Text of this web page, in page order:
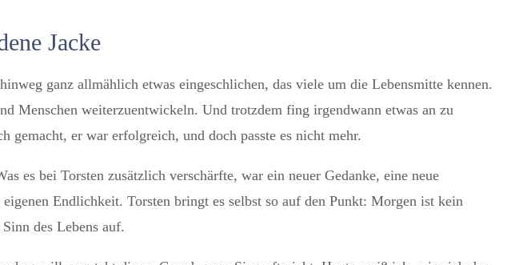
Jacke
ganz allmählich etwas eingeschlichen, das viele um die Lebensmitte kennen.
Menschen weiterzuentwickeln. Und trotzdem fing irgendwann etwas an zu
er war erfolgreich, und doch passte es nicht mehr.
es bei Torsten zusätzlich verschärfte, war ein neuer Gedanke, eine neue
Endlichkeit. Torsten bringt es selbst so auf den Punkt: Morgen ist kein
des Lebens auf.